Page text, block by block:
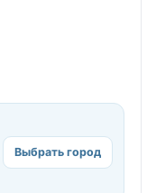
Выбрать город